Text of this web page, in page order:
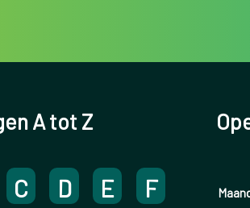
A tot Z
C D E
F